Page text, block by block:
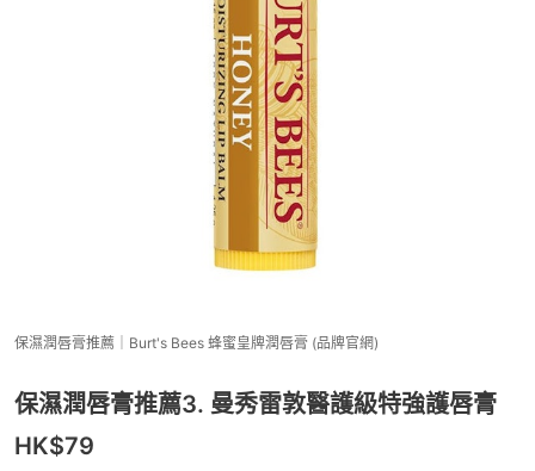
保濕潤唇膏推薦｜Burt's Bees 蜂蜜皇牌潤唇膏 (品牌官網)
保濕潤唇膏推薦3. 曼秀雷敦醫護級特強護唇膏
HK$79